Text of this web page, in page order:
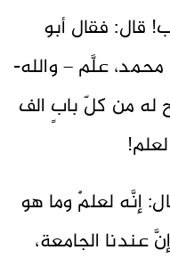
قال: فقال أبو
محمد، علَّم – والله-
له من كلّ بابٍ الف
إنَّه لعلمٌ وما هو
عندنا الجامعة،